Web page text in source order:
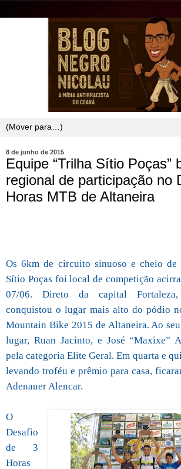
8 de junho de 2015
Equipe “Trilha Sítio Poças”
regional de participação no
Horas MTB de Altaneira
Os 6km de circuito sinuoso e cheio de
Sítio Poças foi local de competição
07/06. Direto da capital
conquistou o lugar mais alto do pódio
Mountain Bike 2015 de Altaneira. Ao
lugar, Ruan Jacinto, e José “Maxixe”
pela categoria Elite Geral. Em quarta e
levando troféu e prêmio para casa,
Adenauer Alencar.
O
Desafio
de 3
Horas